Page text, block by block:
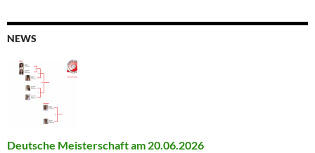
NEWS
Deutsche Meisterschaft am 20.06.2026